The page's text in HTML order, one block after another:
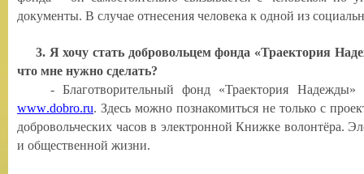
документы. В случае отнесения человека к одной из
3. Я хочу стать добровольцем фонда «Траектория
что мне нужно сделать?
- Благотворительный фонд «Траектория Надежды»
www.dobro.ru. Здесь можно познакомиться не только с
добровольческих часов в электронной Книжке волонтёра.
и общественной жизни.